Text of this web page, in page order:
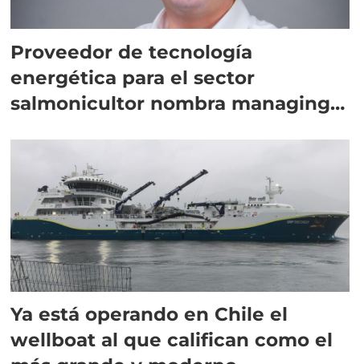
Proveedor de tecnología
energética para el sector
salmonicultor nombra managing
Ya está operando en Chile el
wellboat al que califican como el